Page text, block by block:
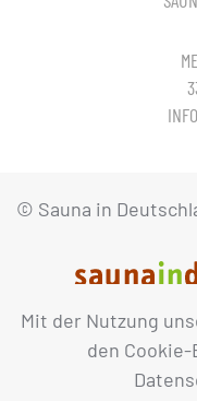
Mit der Nutzung
den
© Sauna in